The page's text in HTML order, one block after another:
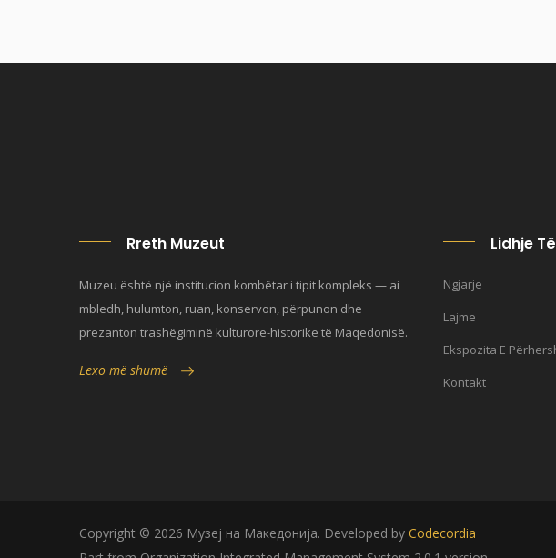
Rreth Muzeut
Muzeu është një institucion kombëtar i tipit kompleks — ai
mbledh, hulumton, ruan, konservon, përpunon dhe
prezanton trashëgiminë kulturore-historike të Maqedonisë.
Lexo më shumë
Lidhje
Ngjarje
Lajme
Ekspozita E
Kontakt
Copyright © 2026 Музеј на Македонија. Developed by Codecordia